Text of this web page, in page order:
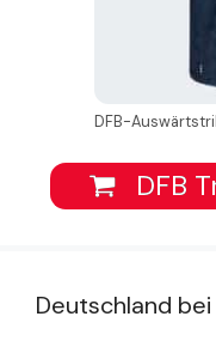
DFB-
DFB
Deutschland